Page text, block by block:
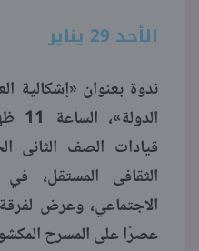
الأحد 29 يناير
ندوة بعنوان «إشكالية
قيادات الصف الثانى
الثقافى المستقل، في
عصرًا على المسرح